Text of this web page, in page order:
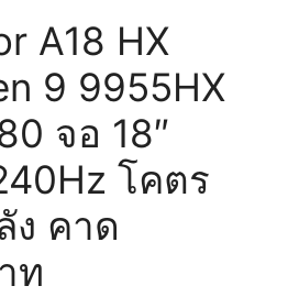
A18 HX
9 9955HX
จอ 18″
โคตร
ง คาด
ท